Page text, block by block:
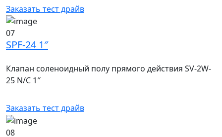
Заказать тест драйв
07
SPF-24 1″
Клапан соленоидный полу прямого действия SV-2W-
25 N/C 1″
Заказать тест драйв
08